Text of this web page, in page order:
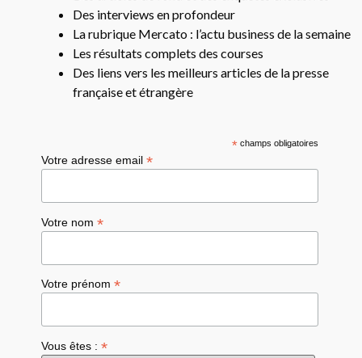
Des interviews en profondeur
La rubrique Mercato : l’actu business de la semaine
Les résultats complets des courses
Des liens vers les meilleurs articles de la presse
française et étrangère
*champs obligatoires
Votre adresse email*
Votre nom*
Votre prénom*
Vous êtes :*